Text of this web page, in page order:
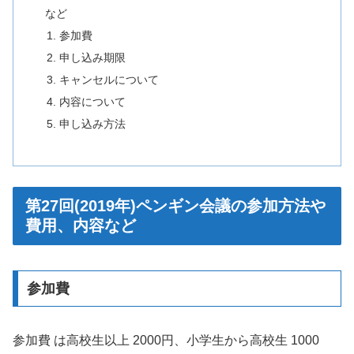
など
参加費
申し込み期限
キャンセルについて
内容について
申し込み方法
第27回(2019年)ペンギン会議の参加方法や
費用、内容など
参加費
参加費 は高校生以上 2000円、小学生から高校生 1000